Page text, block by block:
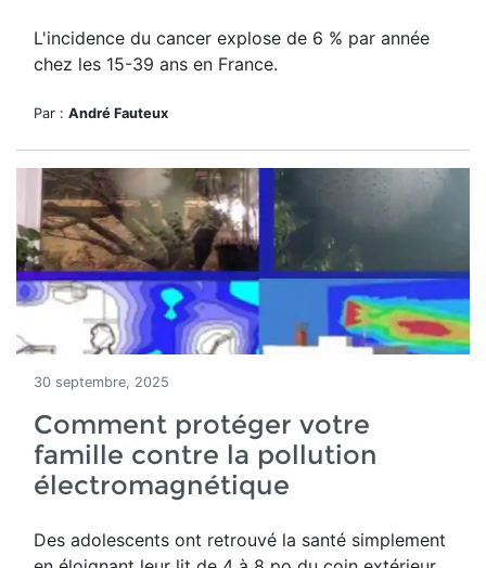
L'incidence du cancer explose de 6 % par année
chez les 15-39 ans en France.
Par : André Fauteux
30 septembre, 2025
Comment protéger votre
famille contre la pollution
électromagnétique
Des adolescents ont retrouvé la santé simplement